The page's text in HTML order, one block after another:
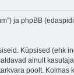
ja phpBB (edaspidi
Küpsised (ehk
ainult
poolt. Kolmas